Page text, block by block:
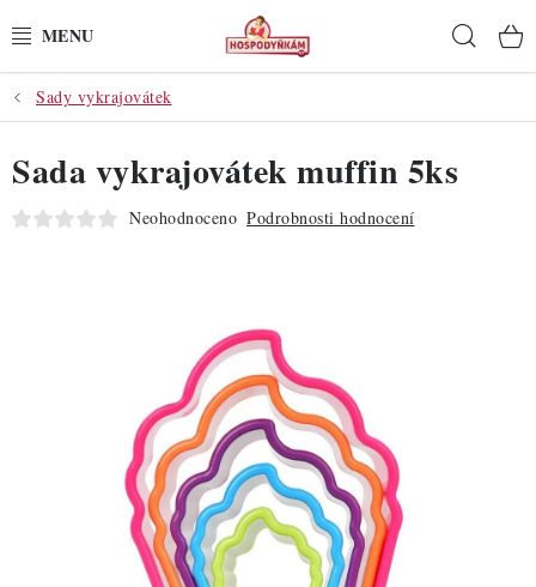
na
POTŘEBY
POMŮCKY
SUROVINY
POCHUTINY
ZDRAVÉ PEČENÍ
Sady vykrajovátek
Sada vykrajovátek muffin 5ks
Neohodnoceno Podrobnosti hodnocení